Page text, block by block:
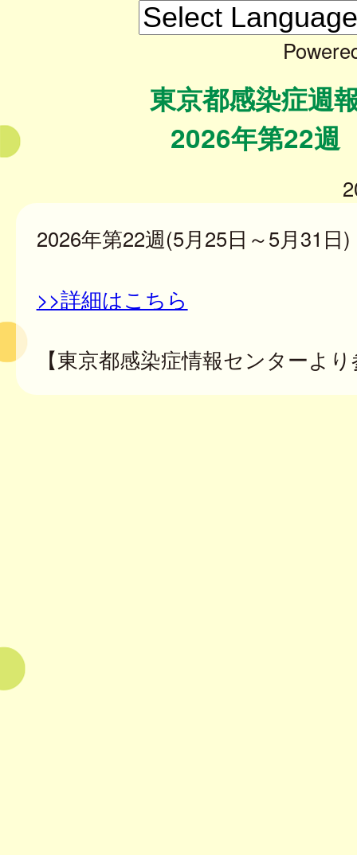
東京都感染症週
2026年第22週
2026年第22週(5月25日～5月31日)
>>詳細はこちら
【東京都感染症情報センターよ